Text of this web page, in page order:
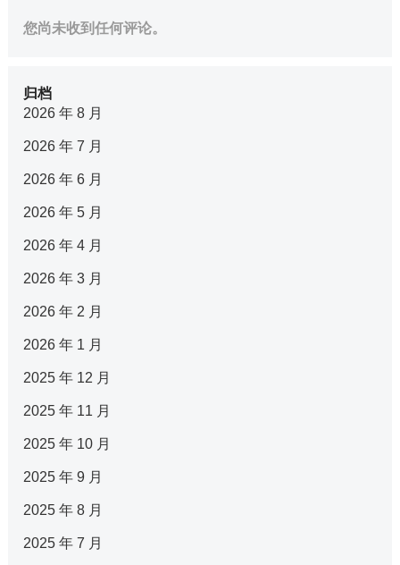
您尚未收到任何评论。
归档
2026 年 8 月
2026 年 7 月
2026 年 6 月
2026 年 5 月
2026 年 4 月
2026 年 3 月
2026 年 2 月
2026 年 1 月
2025 年 12 月
2025 年 11 月
2025 年 10 月
2025 年 9 月
2025 年 8 月
2025 年 7 月